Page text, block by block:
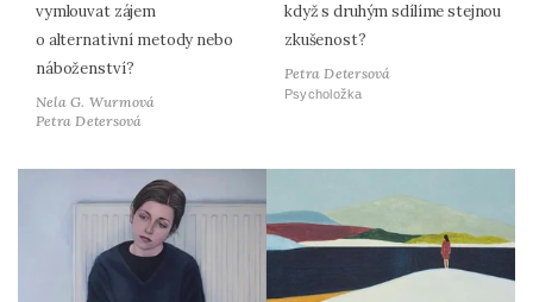
vymlouvat zájem
o alternativní metody nebo
náboženství?
Nela G. Wurmová
Petra Detersová
když s druhým sdílíme stejnou
zkušenost?
Petra Detersová
Psycholožka